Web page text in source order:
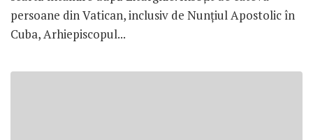
persoane din Vatican, inclusiv de Nunțiul Apostolic în
Cuba, Arhiepiscopul...